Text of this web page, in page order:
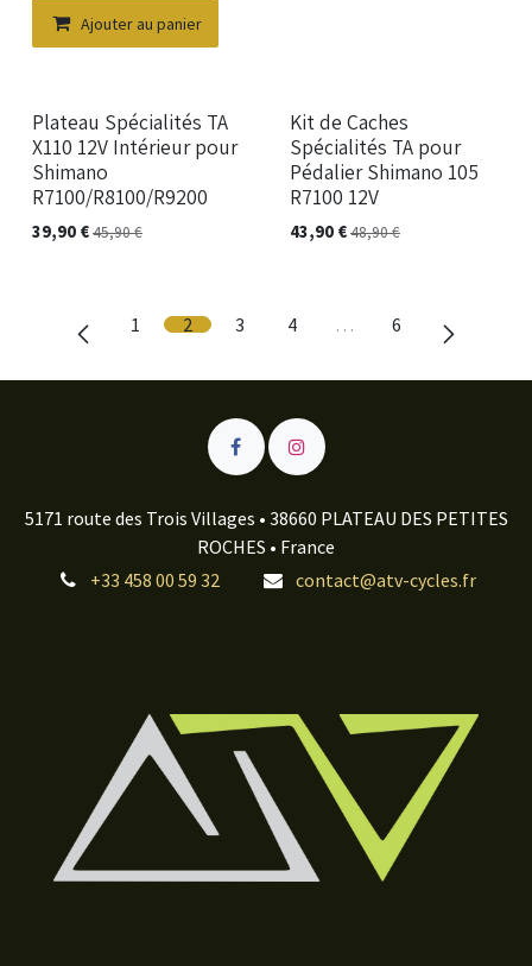
Ajouter au panier
Plateau Spécialités TA
X110 12V Intérieur pour
Shimano
R7100/R8100/R9200
39,90 €45,90€
Kit de Caches
Spécialités TA pour
Pédalier Shimano 105
R7100 12V
43,90€48,90€
1 2 3 4 … 6
5171 route des Trois Villages • 38660 PLATEAU DES PETITES
ROCHES • France
+33 458 00 59 32
contact@atv-cycles.fr